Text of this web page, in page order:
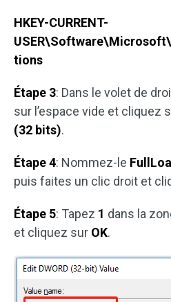
HKEY-CURRENT-
tions
Étape 3: Dans le volet de
sur l’espace vide et cliquez
(32 bits).
Étape 4: Nommez-le
puis faites un clic droit et
Étape 5: Tapez 1 dans la
et cliquez sur OK.